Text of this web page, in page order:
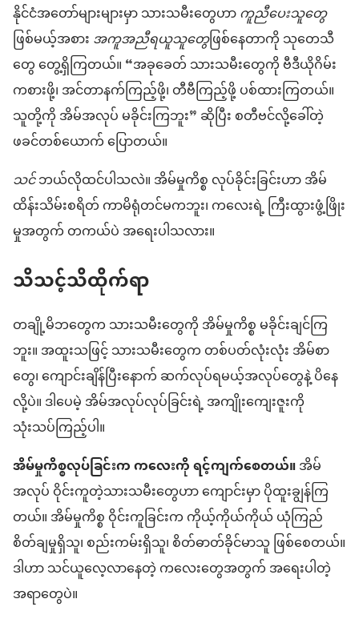
နိုင်ငံအတော်များများမှာ သားသမီးတွေဟာကူညီပေးသူတွေ
ဖြစ်မယ့်အစားအကူအညီရယူသူတွေဖြစ်နေတာကို သုတေသီ
တွေ တွေ့ရှိကြတယ်။ “အခုခေတ် သားသမီးတွေကို ဗီဒီယိုဂိမ်း
ကစားဖို့၊ အင်တာနက်ကြည့်ဖို့၊ တီဗီကြည့်ဖို့ ပစ်ထားကြတယ်။
သူတို့ကို အိမ်အလုပ် မခိုင်းကြဘူး” ဆိုပြီး စတီဗင်လို့ခေါ်တဲ့
ဖခင်တစ်ယောက် ပြောတယ်။
သင်ဘယ်လိုထင်ပါသလဲ။ အိမ်မှုကိစ္စ လုပ်ခိုင်းခြင်းဟာ အိမ်
ထိန်းသိမ်းစရိတ် ကာမိရုံတင်မကဘူး၊ ကလေးရဲ့ ကြီးထွားဖွံ့ဖြိုး
မှုအတွက် တကယ်ပဲ အရေးပါသလား။
သိသင့်သိထိုက်ရာ
တချို့မိဘတွေက သားသမီးတွေကို အိမ်မှုကိစ္စ မခိုင်းချင်ကြ
ဘူး။ အထူးသဖြင့် သားသမီးတွေက တစ်ပတ်လုံးလုံး အိမ်စာ
တွေ၊ ကျောင်းချိန်ပြီးနောက် ဆက်လုပ်ရမယ့်အလုပ်တွေနဲ့ ပိနေ
လို့ပဲ။ ဒါပေမဲ့ အိမ်အလုပ်လုပ်ခြင်းရဲ့ အကျိုးကျေးဇူးကို
သုံးသပ်ကြည့်ပါ။
အိမ်မှုကိစ္စလုပ်ခြင်းက ကလေးကို ရင့်ကျက်စေတယ်။အိမ်
အလုပ် ဝိုင်းကူတဲ့သားသမီးတွေဟာ ကျောင်းမှာ ပိုထူးချွန်ကြ
တယ်။ အိမ်မှုကိစ္စ ဝိုင်းကူခြင်းက ကိုယ့်ကိုယ်ကိုယ် ယုံကြည်
စိတ်ချမှုရှိသူ၊ စည်းကမ်းရှိသူ၊ စိတ်ဓာတ်ခိုင်မာသူ ဖြစ်စေတယ်။
ဒါဟာ သင်ယူလေ့လာနေတဲ့ ကလေးတွေအတွက် အရေးပါတဲ့
အရာတွေပဲ။